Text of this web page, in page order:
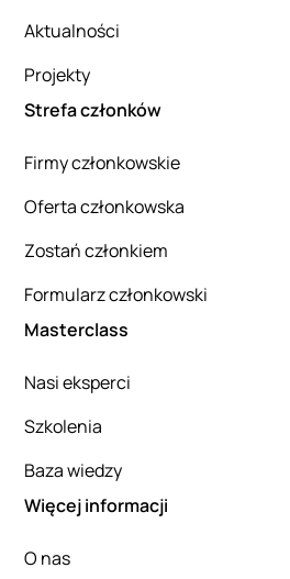
Aktualności
Projekty
Strefa członków
Firmy członkowskie
Oferta członkowska
Zostań członkiem
Formularz członkowski
Masterclass
Nasi eksperci
Szkolenia
Baza wiedzy
Więcej informacji
O nas